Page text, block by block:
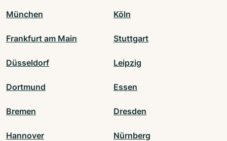
München Köln
Frankfurt am Main Stuttgart
Düsseldorf Leipzig
Dortmund Essen
Bremen Dresden
Hannover Nürnberg